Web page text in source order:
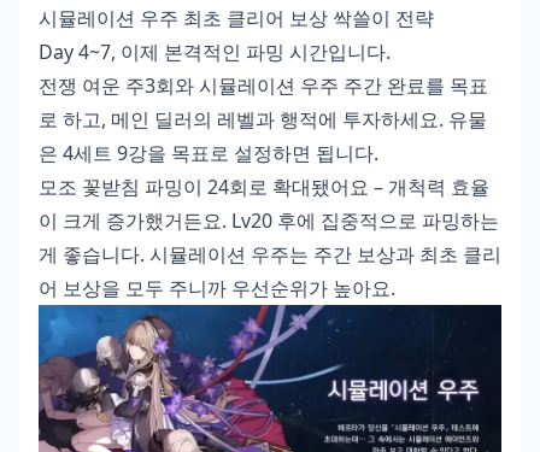
시뮬레이션 우주 최초 클리어 보상 싹쓸이 전략
Day 4~7, 이제 본격적인 파밍 시간입니다.
전쟁 여운 주3회와 시뮬레이션 우주 주간 완료를 목표
로 하고, 메인 딜러의 레벨과 행적에 투자하세요. 유물
은 4세트 9강을 목표로 설정하면 됩니다.
모조 꽃받침 파밍이 24회로 확대됐어요 – 개척력 효율
이 크게 증가했거든요. Lv20 후에 집중적으로 파밍하는
게 좋습니다. 시뮬레이션 우주는 주간 보상과 최초 클리
어 보상을 모두 주니까 우선순위가 높아요.